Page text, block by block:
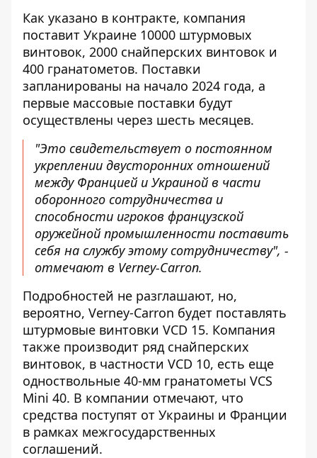
Как указано в контракте, компания
поставит Украине 10000 штурмовых
винтовок, 2000 снайперских винтовок и
400 гранатометов. Поставки
запланированы на начало 2024 года, а
первые массовые поставки будут
осуществлены через шесть месяцев.
"Это свидетельствует о постоянном
укреплении двусторонних отношений
между Францией и Украиной в части
оборонного сотрудничества и
способности игроков французской
оружейной промышленности поставить
себя на службу этому сотрудничеству", -
отмечают в Verney-Carron.
Подробностей не разглашают, но,
вероятно, Verney-Carron будет поставлять
штурмовые винтовки VCD 15. Компания
также производит ряд снайперских
винтовок, в частности VCD 10, есть еще
одноствольные 40-мм гранатометы VCS
Mini 40. В компании отмечают, что
средства поступят от Украины и Франции
в рамках межгосударственных
соглашений.